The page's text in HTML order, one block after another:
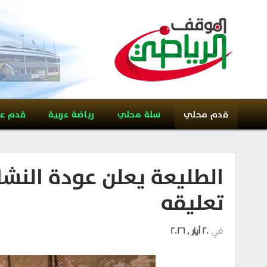
قدم محلي سلة محلي رياضة عربية قدم
الطليعة يعلن عودة
تعليقه
في 20 أيار , 2026